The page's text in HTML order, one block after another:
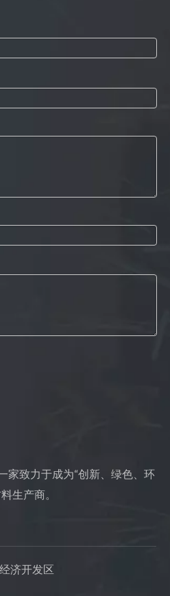
家致力于成为“创新、绿色、环
生产商。
济开发区